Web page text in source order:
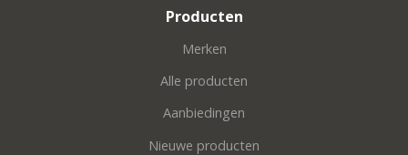
Producten
Merken
Alle producten
Aanbiedingen
Nieuwe producten